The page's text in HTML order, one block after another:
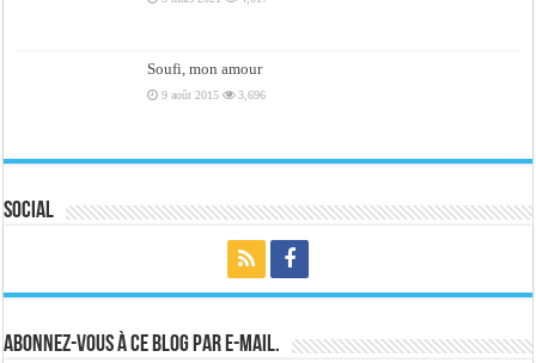
Soufi, mon amour
9 août 2015 3,696
Social
Abonnez-vous à ce blog par e-mail.